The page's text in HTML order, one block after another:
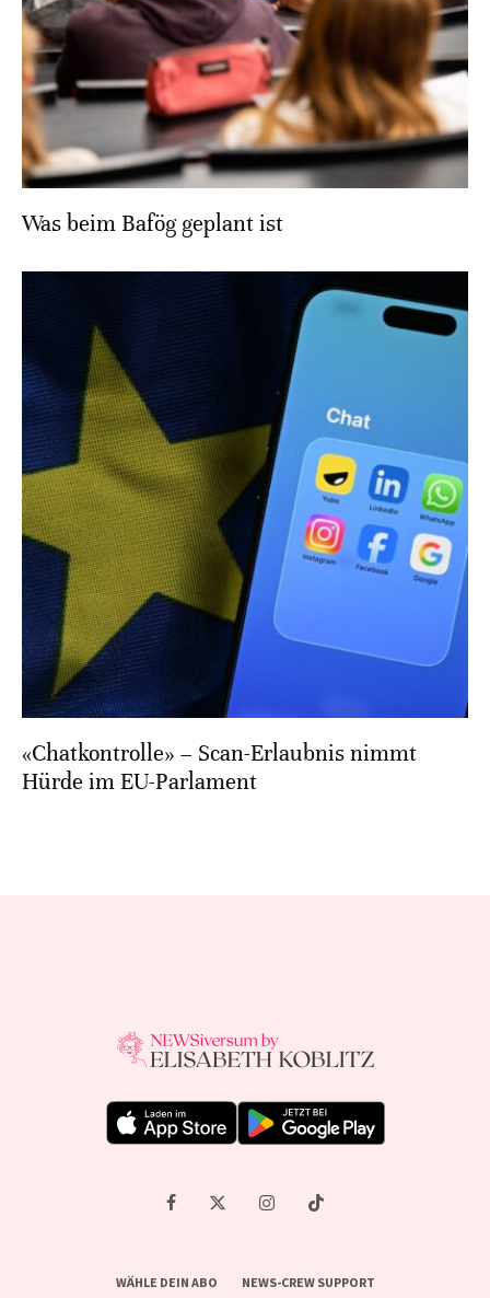
Was beim Bafög geplant ist
«Chatkontrolle» – Scan-Erlaubnis nimmt
Hürde im EU-Parlament
WÄHLE DEIN ABO NEWS-CREW SUPPORT